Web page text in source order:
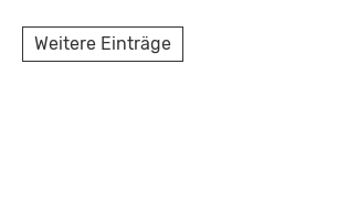
Weitere Einträge